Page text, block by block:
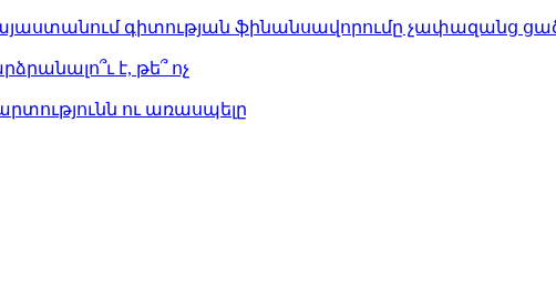
գիտության ֆինանսավորումը չափազանց
է, թե՞ ոչ
ու առասպելը